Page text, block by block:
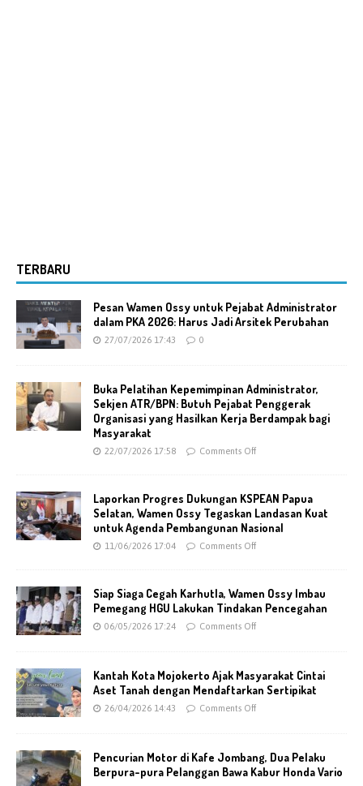
TERBARU
Pesan Wamen Ossy untuk Pejabat Administrator
dalam PKA 2026: Harus Jadi Arsitek Perubahan
27/07/2026 17:43 0
Buka Pelatihan Kepemimpinan Administrator,
Sekjen ATR/BPN: Butuh Pejabat Penggerak
Organisasi yang Hasilkan Kerja Berdampak bagi
Masyarakat
22/07/2026 17:58 Comments Off
Laporkan Progres Dukungan KSPEAN Papua
Selatan, Wamen Ossy Tegaskan Landasan Kuat
untuk Agenda Pembangunan Nasional
11/06/2026 17:04 Comments Off
Siap Siaga Cegah Karhutla, Wamen Ossy Imbau
Pemegang HGU Lakukan Tindakan Pencegahan
06/05/2026 17:24 Comments Off
Kantah Kota Mojokerto Ajak Masyarakat Cintai
Aset Tanah dengan Mendaftarkan Sertipikat
26/04/2026 14:43 Comments Off
Pencurian Motor di Kafe Jombang, Dua Pelaku
Berpura-pura Pelanggan Bawa Kabur Honda Vario